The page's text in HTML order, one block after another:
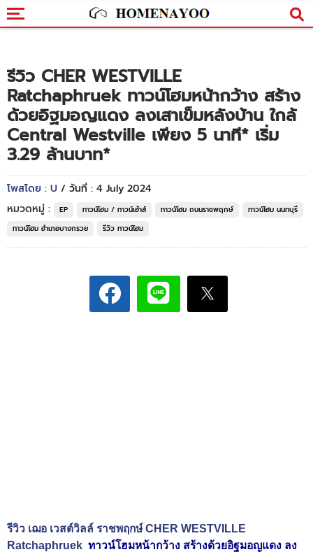
รีวิว CHER WESTVILLE
Ratchaphruek ทาวน์โฮมหน้ากว้าง สร้าง
ด้วยอิฐมอญแดง ลงเสาเข็มหลังบ้าน ใกล้
Central Westville เพียง 5 นาที* เริ่ม
3.29 ล้านบาท*
โพสโดย : U / วันที่ : 4 July 2024
หมวดหมู่ :
EP ทาวน์โฮม / ทาวน์เฮ้าส์ ทาวน์โฮม ถนนราชพฤกษ์
ทาวน์โฮม นนทบุรี
ทาวน์โฮม อำเภอบางกรวย
รีวิว ทาวน์โฮม
รีวิว เฌอ เวสต์วิลล์ ราชพฤกษ์ CHER WESTVILLE
Ratchaphruek ทาวน์โฮมหน้ากว้าง สร้างด้วยอิฐมอญแดง ลง